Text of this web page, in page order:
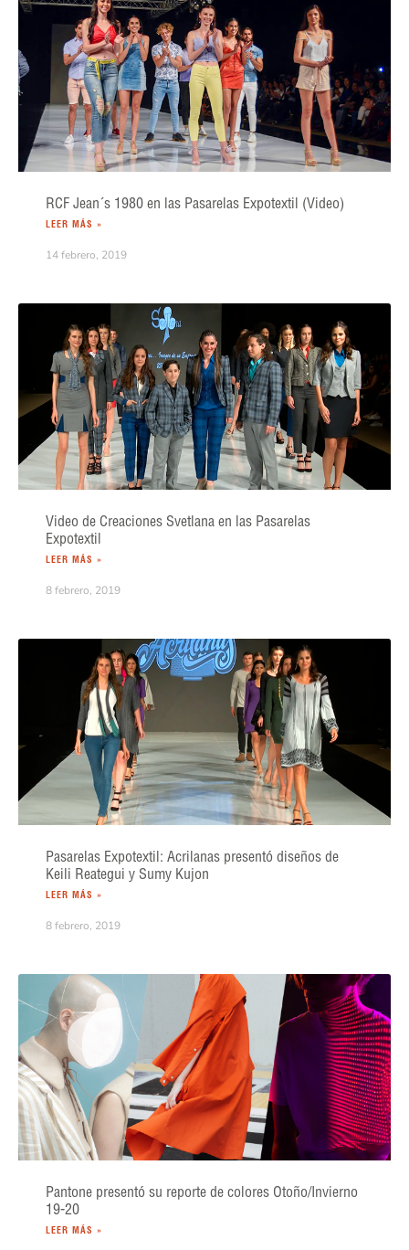
RCF Jean´s 1980 en las Pasarelas Expotextil (Video)
LEER MÁS »
14 febrero, 2019
Video de Creaciones Svetlana en las Pasarelas
Expotextil
LEER MÁS »
8 febrero, 2019
Pasarelas Expotextil: Acrilanas presentó diseños de
Keili Reategui y Sumy Kujon
LEER MÁS »
8 febrero, 2019
Pantone presentó su reporte de colores Otoño/Invierno
19-20
LEER MÁS »